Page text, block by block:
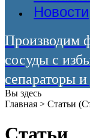
Новости
сосуды с
сепараторы
Вы здесь
Главная > Статьи
Статьи